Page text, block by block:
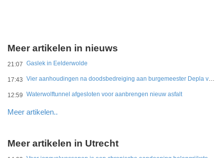
Meer artikelen in nieuws
21:07 Gaslek in Eelderwolde
17:43 Vier aanhoudingen na doodsbedreiging aan burgemeester Depla van Breda
12:59 Waterwolftunnel afgesloten voor aanbrengen nieuw asfalt
Meer artikelen..
Meer artikelen in Utrecht